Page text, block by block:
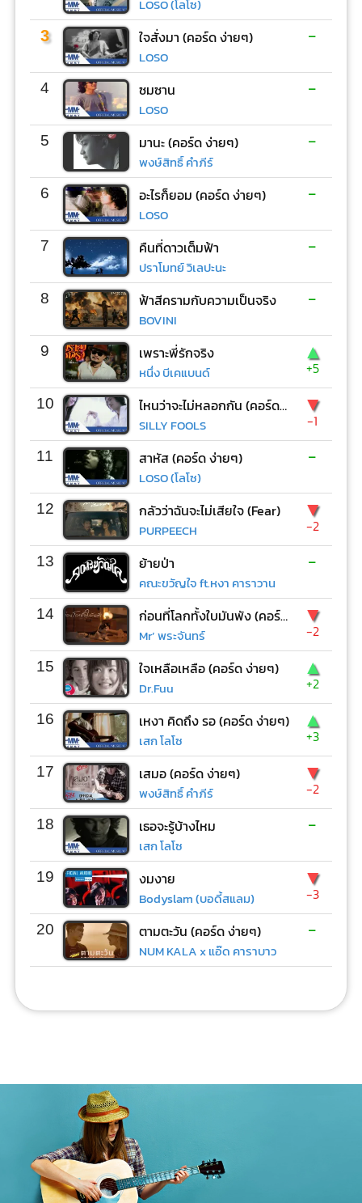
LOSO (โลโซ)
3 ใจสั่งมา (คอร์ด ง่ายๆ)
LOSO
-
4 ซมซาน
LOSO
-
5 มานะ (คอร์ด ง่ายๆ)
พงษ์สิทธิ์ คำภีร์
-
6 อะไรก็ยอม (คอร์ด ง่ายๆ)
LOSO
-
7 คืนที่ดาวเต็มฟ้า
ปราโมทย์ วิเลปะนะ
-
8 ฟ้าสีครามกับความเป็นจริง
BOVINI
-
9 เพราะพี่รักจริง
หนึ่ง บีเคแบนด์
▲
+5
10 ไหนว่าจะไม่หลอกกัน (คอร์ด ง่ายๆ)
SILLY FOOLS
▼
-1
11 สาหัส (คอร์ด ง่ายๆ)
LOSO (โลโซ)
-
12 กลัวว่าฉันจะไม่เสียใจ (Fear)
PURPEECH
▼
-2
13 ย้ายป่า
คณะขวัญใจ ft.หงา คาราวาน
-
14 ก่อนที่โลกทั้งใบมันพัง (คอร์ด ง่ายๆ)
Mr’ พระจันทร์
▼
-2
15 ใจเหลือเหลือ (คอร์ด ง่ายๆ)
Dr.Fuu
▲
+2
16 เหงา คิดถึง รอ (คอร์ด ง่ายๆ)
เสก โลโซ
▲
+3
17 เสมอ (คอร์ด ง่ายๆ)
พงษ์สิทธิ์ คำภีร์
▼
-2
18 เธอจะรู้บ้างไหม
เสก โลโซ
-
19 งมงาย
Bodyslam (บอดี้สแลม)
▼
-3
20 ตามตะวัน (คอร์ด ง่ายๆ)
NUM KALA x แอ๊ด คาราบาว
-